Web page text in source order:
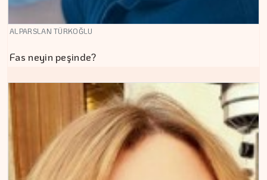
ALPARSLAN TÜRKOĞLU
Fas neyin peşinde?